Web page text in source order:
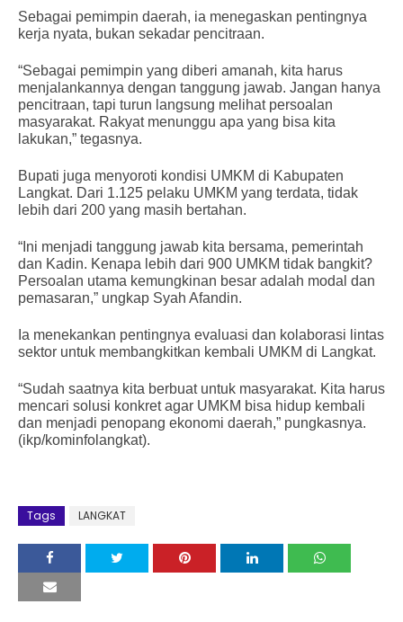
Sebagai pemimpin daerah, ia menegaskan pentingnya
kerja nyata, bukan sekadar pencitraan.
“Sebagai pemimpin yang diberi amanah, kita harus
menjalankannya dengan tanggung jawab. Jangan hanya
pencitraan, tapi turun langsung melihat persoalan
masyarakat. Rakyat menunggu apa yang bisa kita
lakukan,” tegasnya.
Bupati juga menyoroti kondisi UMKM di Kabupaten
Langkat. Dari 1.125 pelaku UMKM yang terdata, tidak
lebih dari 200 yang masih bertahan.
“Ini menjadi tanggung jawab kita bersama, pemerintah
dan Kadin. Kenapa lebih dari 900 UMKM tidak bangkit?
Persoalan utama kemungkinan besar adalah modal dan
pemasaran,” ungkap Syah Afandin.
Ia menekankan pentingnya evaluasi dan kolaborasi lintas
sektor untuk membangkitkan kembali UMKM di Langkat.
“Sudah saatnya kita berbuat untuk masyarakat. Kita harus
mencari solusi konkret agar UMKM bisa hidup kembali
dan menjadi penopang ekonomi daerah,” pungkasnya.
(ikp/kominfolangkat).
Tags LANGKAT